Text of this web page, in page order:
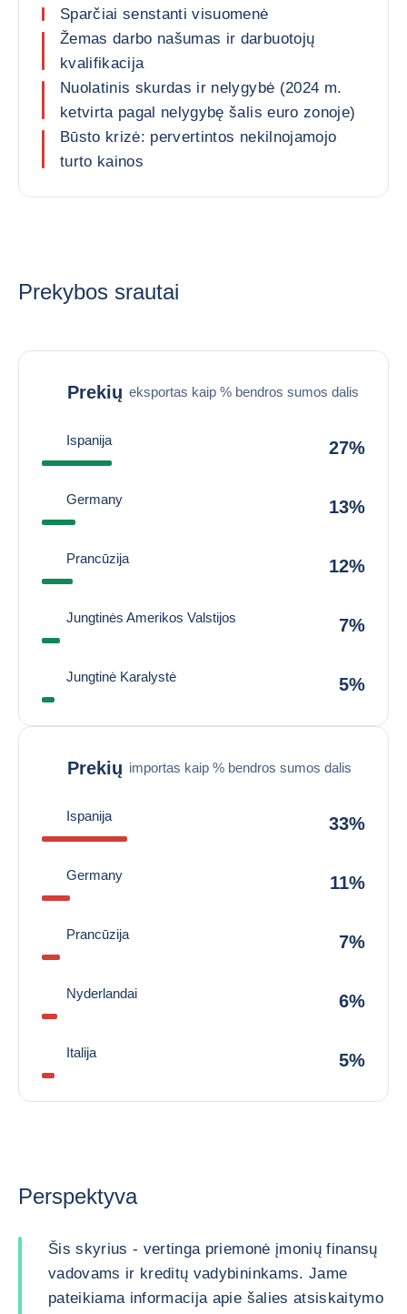
Sparčiai senstanti visuomenė
Žemas darbo našumas ir darbuotojų
kvalifikacija
Nuolatinis skurdas ir nelygybė (2024 m.
ketvirta pagal nelygybę šalis euro zonoje)
Būsto krizė: pervertintos nekilnojamojo
turto kainos
Prekybos srautai
Prekių eksportas kaip % bendros sumos dalis
Ispanija 27%
Germany 13%
Prancūzija 12%
Jungtinės Amerikos Valstijos 7%
Jungtinė Karalystė 5%
Prekių importas kaip % bendros sumos dalis
Ispanija 33%
Germany 11%
Prancūzija 7%
Nyderlandai 6%
Italija 5%
Perspektyva
Šis skyrius - vertinga priemonė įmonių finansų
vadovams ir kreditų vadybininkams. Jame
pateikiama informacija apie šalies atsiskaitymo